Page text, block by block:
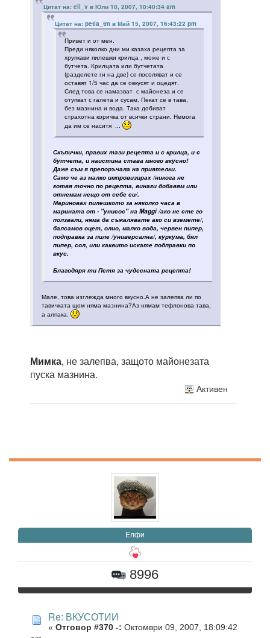
Цитат на: eli_v в Юли 10, 2007, 10:40:34 am
Цитат на: petia_tm в Май 15, 2007, 16:43:22 pm
Привет и от мен.
Преди няколко дни ми казаха рецепта за
хрупкави пилешки крилца , може и с
бутчета. Крилцата или бутчетата
(разделете ги на две) се посоляват и се
оставят 1/5 час да се овкусят и оцедят.
След това се намазват с майонеза и се
отупват с галета и сусам. Пекат се в тава,
без мазнина и вода. Така добиват
страхотна коричка от всички страни. Немога
да им се наситя ...
Скъпички, правих тази рецепта и с крилца, и с
бутчета, и наистина става много вкусно!
Даже съм я препоръчала на приятелки.
Само че аз малко импровизирах /никога не
готвя точно по рецепта, винаги добавям или
отнемам нещо от себе си/.
Мариновах пилешкото за няколко часа в
марината от - "унисос" на Maggi /ако не сте го
ползвали, няма да съжалявате ако си вземете/,
балсамов оцет, олио, малко вода, червен пипер,
подправка за пиле /универсална/, куркума, бял
пипер, сол, или каквито искате подправки по
вкус.
Благодяря ти Петя за чудесната рецепта!
Мале, това изглежда много вкусно.А не залепва ли по
тавичката щом няма мазнина?Аз нямам тефлонова тава,
а алпака.
Мимка, не залепва, защото майонезата
пуска мазнина.
Активен
Елфи
8996
Re: ВКУСОТИИ
« Отговор #370 -: Октомври 09, 2007, 18:09:42